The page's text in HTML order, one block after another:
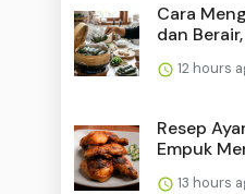
Cara
dan
12 hours
Resep
Empuk
13 hours